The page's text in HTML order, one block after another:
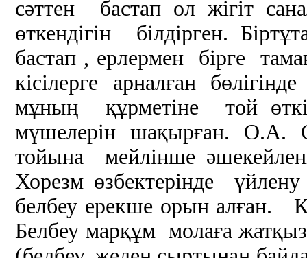
сәттен бастап ол жігіт
өткендігін білдірген.
бастап , ерлермен бірге
кісілерге арналған
мұның құрметіне той
мүшелерін шақырған. О.А.
тойына мейлінше
Хорезм өзбектерінде
белбеу ерекше орын алған.
Белбеу марқұм молаға